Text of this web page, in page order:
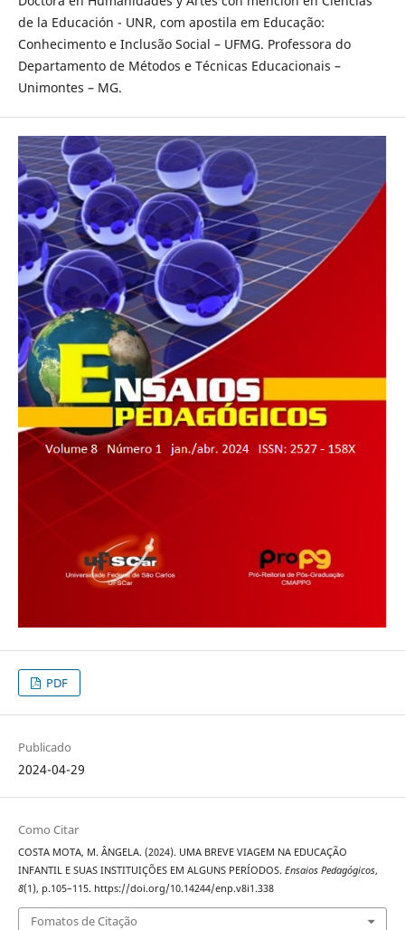
de la Educación - UNR, com apostila em Educação:
Conhecimento e Inclusão Social – UFMG. Professora do
Departamento de Métodos e Técnicas Educacionais –
Unimontes – MG.
PDF
Publicado
2024-04-29
Como Citar
COSTA MOTA, M. ÂNGELA. (2024). UMA BREVE VIAGEM NA EDUCAÇÃO
INFANTIL E SUAS INSTITUIÇÕES EM ALGUNS PERÍODOS. Ensaios Pedagógicos,
8(1), p.105–115. https://doi.org/10.14244/enp.v8i1.338
Fomatos de Citação